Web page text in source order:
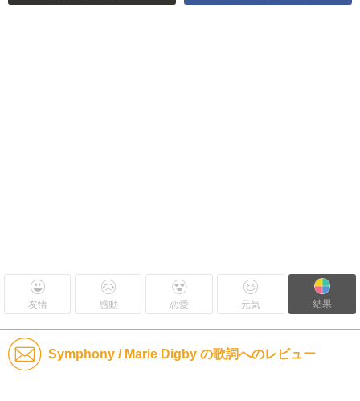
友情 感動 恋愛 元気 結果
Symphony / Marie Digby の歌詞へのレビュー